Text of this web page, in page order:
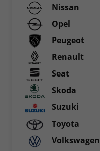
Nissan
Opel
Peugeot
Renault
Seat
Skoda
Suzuki
Toyota
Volkswagen